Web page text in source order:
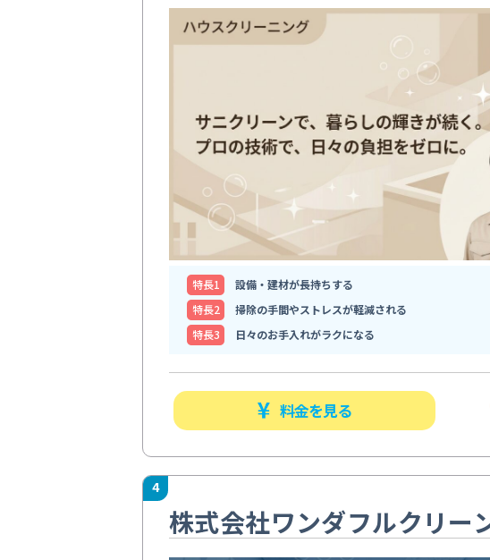
特⻑1
設備・建材が長持ちする
特⻑2
掃除の手間やストレスが軽減される
特⻑3
日々のお手入れがラクになる
料金を見る
4
株式会社ワンダフルクリー